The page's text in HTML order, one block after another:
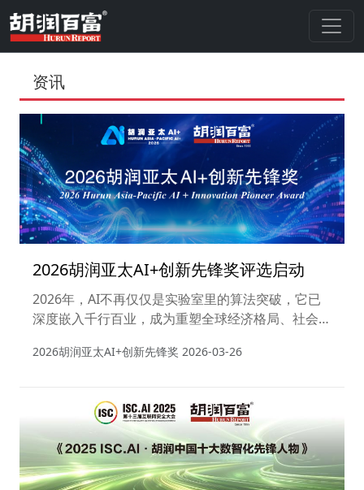
资讯
2026胡润亚太AI+创新先锋奖评选启动
2026年，AI不再仅仅是实验室里的算法突破，它已
深度嵌入千行百业，成为重塑全球经济格局、社会结
身智能的落地，从智慧医疗的精准化到教育场景的个
2026胡润亚太AI+创新先锋奖 2026-03-26